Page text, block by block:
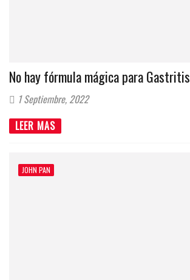
No hay fórmula mágica para Gastritis
1 Septiembre, 2022
LEER MAS
JOHN PAN